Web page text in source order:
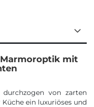
mit
von zarten
ein luxuriöses und